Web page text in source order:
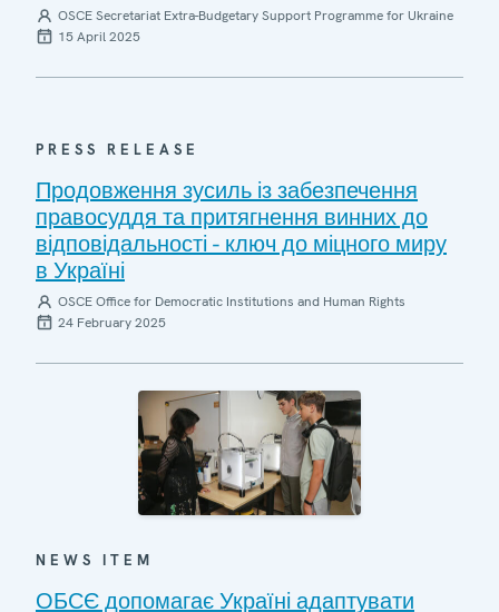
OSCE Secretariat Extra-Budgetary Support Programme for Ukraine
15 April 2025
PRESS RELEASE
Продовження зусиль із забезпечення
правосуддя та притягнення винних до
відповідальності - ключ до міцного миру
в Україні
OSCE Office for Democratic Institutions and Human Rights
24 February 2025
NEWS ITEM
ОБСЄ допомагає Україні адаптувати